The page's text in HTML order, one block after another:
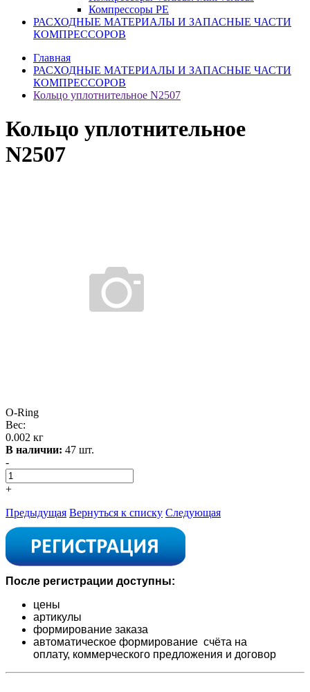
Компрессоры PE
РАСХОДНЫЕ МАТЕРИАЛЫ И ЗАПАСНЫЕ ЧАСТИ
КОМПРЕССОРОВ
Главная
РАСХОДНЫЕ МАТЕРИАЛЫ И ЗАПАСНЫЕ ЧАСТИ
КОМПРЕССОРОВ
Кольцо уплотнительное N2507
Кольцо уплотнительное
N2507
O-Ring
Вес:
0.002 кг
В наличии: 47 шт.
-
+
Предыдущая Вернуться к списку Следующая
После регистрации доступны:
цены
артикулы
формирование заказа
автоматическое формирование счёта на
оплату, коммерческого предложения и договор